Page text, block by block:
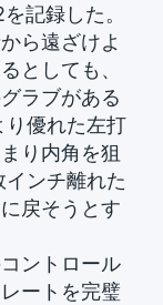
記録した。
ら遠ざけよ
としても、
ラブがある
り優れた左打
り内角を狙
ンチ離れた
戻そうとす
ントロール
ートを完璧